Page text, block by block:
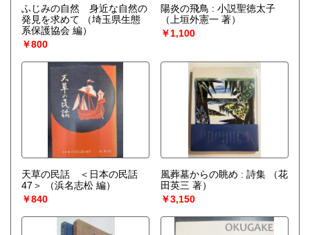
ふじみの自然 身近な自然の
発見を求めて
（埼玉県生態
系保護協会 編）
￥800
陽炎の飛鳥 : 小説聖徳太子
（上垣外憲一 著）
￥1,100
天草の民話 ＜日本の民話
47＞
（浜名志松 編）
￥840
風葬墓からの眺め : 詩集
（花
田英三 著）
￥3,150